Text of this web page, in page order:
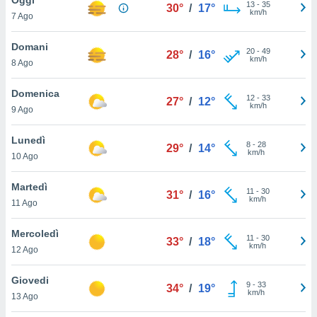
è
al sito
di
ci
di
il
un
la
nella
7 Ago
30° / 17° 13- 35
km/h
Domani
8 Ago
28° / 16° 20- 49
km/h
Domenica
9 Ago
27° / 12° 12- 33
km/h
Lunedì
10 Ago
29° / 14° 8- 28
km/h
Martedì
11 Ago
31° / 16° 11 - 30
km/h
Mercoledì
12 Ago
33° / 18° 11 - 30
km/h
Giovedi
13 Ago
34° / 19° 9- 33
km/h